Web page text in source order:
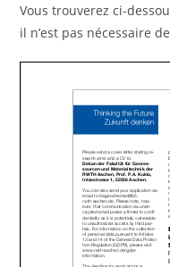
Vous trouverez ci-
il n’est pas nécessaire